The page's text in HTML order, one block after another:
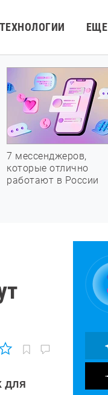
ТЕХНОЛОГИИ ЕЩЕ
7 мессенджеров,
которые отлично
работают в России
для